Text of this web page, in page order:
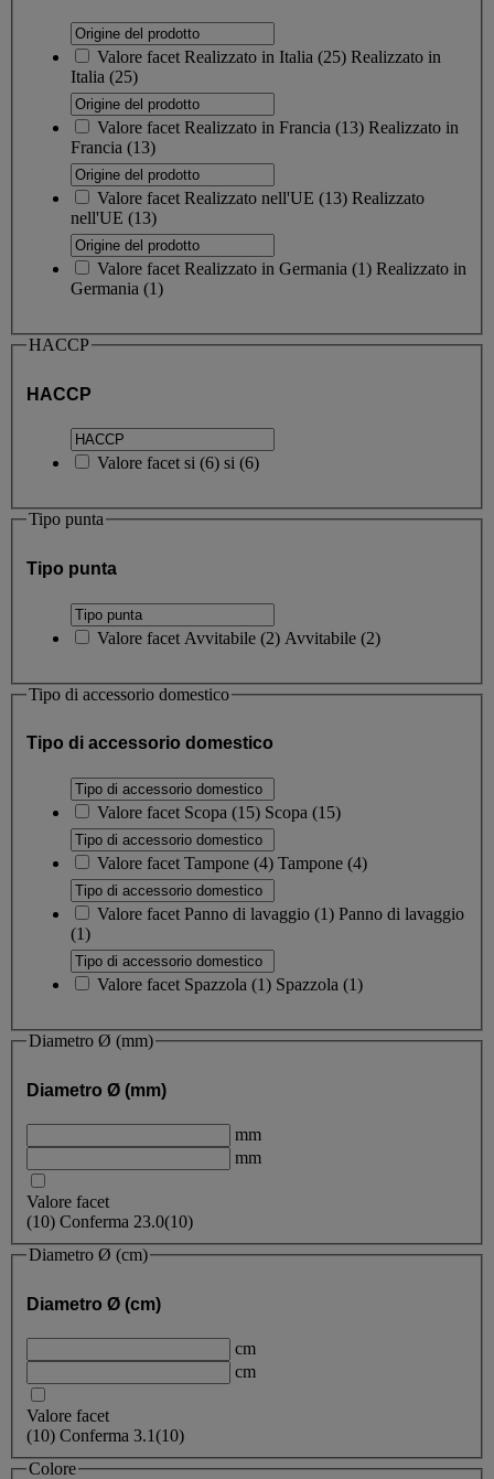
Valore facet Realizzato in Italia (25) Realizzato in
Italia (25)
Valore facet Realizzato in Francia (13) Realizzato in
Francia (13)
Valore facet Realizzato nell'UE (13) Realizzato
nell'UE (13)
Valore facet Realizzato in Germania (1) Realizzato in
Germania (1)
HACCP
HACCP
Valore facet si (6) si (6)
Tipo punta
Tipo punta
Valore facet Avvitabile (2) Avvitabile (2)
Tipo di accessorio domestico
Tipo di accessorio domestico
Valore facet Scopa (15) Scopa (15)
Valore facet Tampone (4) Tampone (4)
Valore facet Panno di lavaggio (1) Panno di lavaggio
(1)
Valore facet Spazzola (1) Spazzola (1)
Diametro Ø (mm)
Diametro Ø (mm)
mm
mm
Valore facet
(10) Conferma 23.0(10)
Diametro Ø (cm)
Diametro Ø (cm)
cm
cm
Valore facet
(10) Conferma 3.1(10)
Colore